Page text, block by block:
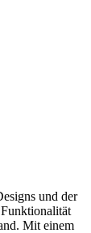
und der
Mit einem